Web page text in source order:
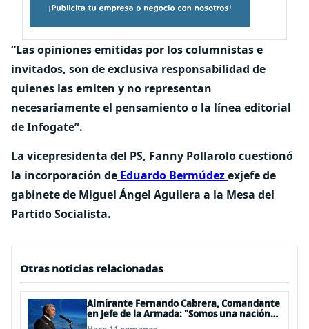
“Las opiniones emitidas por los columnistas e
invitados, son de exclusiva responsabilidad de
quienes las emiten y no representan
necesariamente el pensamiento o la línea editorial
de Infogate”.
La vicepresidenta del PS, Fanny Pollarolo cuestionó
la incorporación de Eduardo Bermúdezexjefe de
gabinete de Miguel Ángel Aguilera a la Mesa del
Partido Socialista.
Otras noticias relacionadas
Almirante Fernando Cabrera, Comandante
en Jefe de la Armada: "Somos una nación
Americana, Polinésica y Antártica;